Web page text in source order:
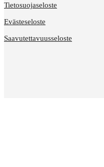
Tietosuojaseloste
Evästeseloste
Saavutettavuusseloste